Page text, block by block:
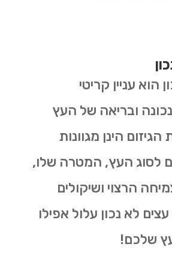
הוא עניין קריטי
ובריאה של העץ
הינן מגוונות
לסוג העץ, המטרה שלו,
הרצוי ושיקולים
עצים לא נכון עלול אפילו
שלכם!